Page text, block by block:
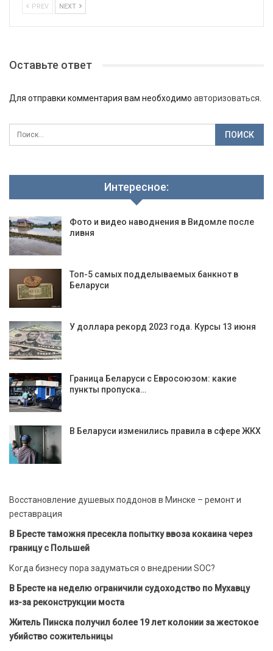
PREV NEXT
Оставьте ответ
Для отправки комментария вам необходимо авторизоваться.
Интересное:
Фото и видео наводнения в Видомле после
ливня
Топ-5 самых подделываемых банкнот в
Беларуси
У доллара рекорд 2023 года. Курсы 13 июня
Граница Беларуси с Евросоюзом: какие
пункты пропуска…
В Беларуси изменились правила в сфере ЖКХ
Восстановление душевых поддонов в Минске – ремонт и
реставрация
В Бресте таможня пресекла попытку ввоза кокаина через
границу с Польшей
Когда бизнесу пора задуматься о внедрении SOC?
В Бресте на неделю ограничили судоходство по Мухавцу
из-за реконструкции моста
Житель Пинска получил более 19 лет колонии за жестокое
убийство сожительницы